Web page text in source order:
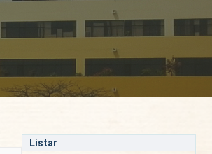
Listar